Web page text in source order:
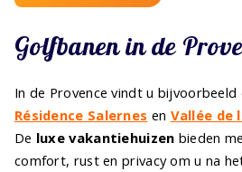
Golfbanen in de
In de Provence vindt u bijvoorbeeld
Résidence Salernes en Vallée de
De luxe vakantiehuizen bieden
comfort, rust en privacy om u na